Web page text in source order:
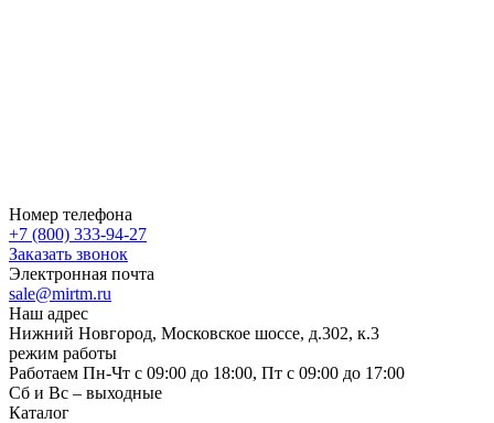
Номер телефона
+7 (800) 333-94-27
Заказать звонок
Электронная почта
sale@mirtm.ru
Наш адрес
Нижний Новгород, Московское шоссе, д.302, к.3
режим работы
Работаем Пн-Чт с 09:00 до 18:00, Пт с 09:00 до 17:00
Сб и Вс – выходные
Каталог